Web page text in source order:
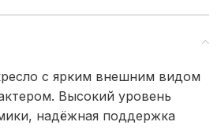
с ярким внешним видом
Высокий уровень
надёжная поддержка